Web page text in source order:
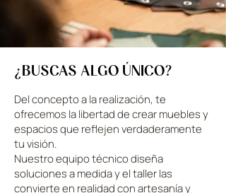
¿BUSCAS ALGO ÚNICO?
Del concepto a la realización, te
ofrecemos la libertad de crear muebles y
espacios que reflejen verdaderamente
tu visión.
Nuestro equipo técnico diseña
soluciones a medida y el taller las
convierte en realidad con artesanía y